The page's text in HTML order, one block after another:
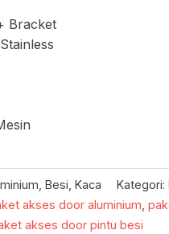
Bracket
Besi, Kaca Kategori:
akses door aluminium
akses door pintu besi